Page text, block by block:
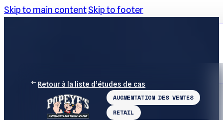
Skip to main contentSkip to footer
Retour à la liste d’études de cas
AUGMENTATION DES VENTES
RETAIL